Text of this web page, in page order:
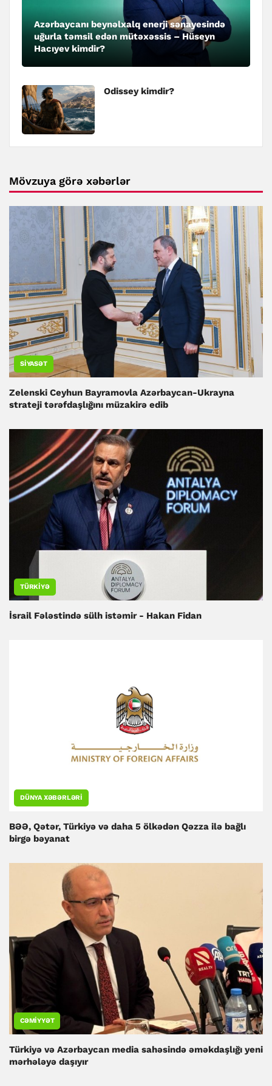
Azərbaycanı beynəlxalq enerji sənayesində
uğurla təmsil edən mütəxəssis – Hüseyn
Hacıyev kimdir?
Odissey kimdir?
Mövzuya görə xəbərlər
SIYASƏT
Zelenski Ceyhun Bayramovla Azərbaycan-Ukrayna
strateji tərəfdaşlığını müzakirə edib
TÜRKIYƏ
İsrail Fələstində sülh istəmir - Hakan Fidan
DÜNYA XƏBƏRLƏRI
BƏƏ, Qətər, Türkiyə və daha 5 ölkədən Qəzza ilə bağlı
birgə bəyanat
CƏMIYYƏT
Türkiyə və Azərbaycan media sahəsində əməkdaşlığı yeni
mərhələyə daşıyır